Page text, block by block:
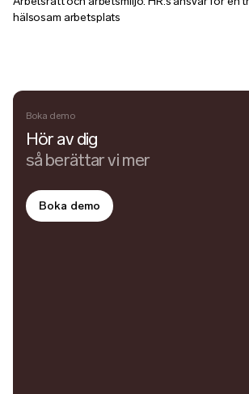
hälsosam arbetsplats
Boka demo
Hör av dig
så berättar vi mer
Boka demo